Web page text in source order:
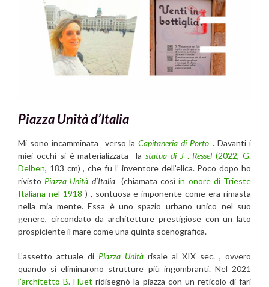
Piazza Unità d’Italia
Mi sono incamminata verso laCapitaneria di Porto . Davanti i
miei occhi si è materializzata la statua di J . Ressel (2022, G.
Delben, 183 cm) , che fu l’ inventore dell’elica. Poco dopo ho
rivisto Piazza Unità d’Italia(chiamata cosìin onore di Trieste
Italiana nel 1918 ) , sontuosa e imponente come era rimasta
nella mia mente. Essa è uno spazio urbano unico nel suo
genere, circondato da architetture prestigiose con un lato
prospiciente il mare come una quinta scenografica.
L’assetto attuale di Piazza Unità risale al XIX sec. , ovvero
quando si eliminarono strutture più ingombranti. Nel 2021
l’architetto B. Huet ridisegnò la piazza con un reticolo di fari